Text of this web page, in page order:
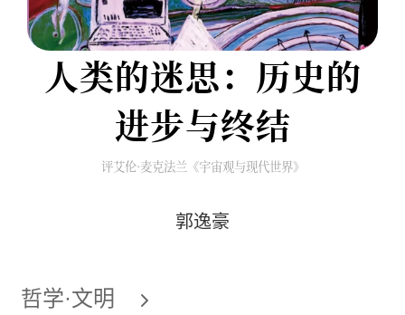
人类的迷思：历史的
进步与终结
评艾伦·麦克法兰《宇宙观与现代世界》
郭逸豪
哲学·文明